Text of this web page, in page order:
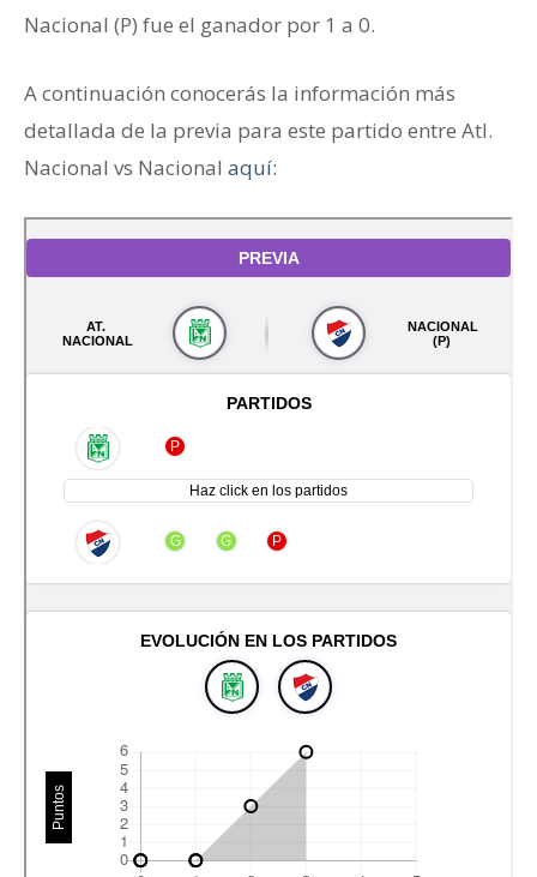
Nacional (P) fue el ganador por 1 a 0.
A continuación conocerás la información más
detallada de la previa para este partido entre Atl.
Nacional vs Nacional aquí: